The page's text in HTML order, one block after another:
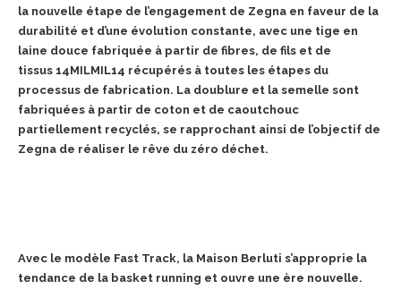
la nouvelle étape de l’engagement de Zegna en faveur de la
durabilité et d’une évolution constante, avec une tige en
laine douce fabriquée à partir de fibres, de fils et de
tissus 14MILMIL14 récupérés à toutes les étapes du
processus de fabrication. La doublure et la semelle sont
fabriquées à partir de coton et de caoutchouc
partiellement recyclés, se rapprochant ainsi de l’objectif de
Zegna de réaliser le rêve du zéro déchet.
Avec le modèle Fast Track, la Maison Berluti s’approprie la
tendance de la basket running et ouvre une ère nouvelle.